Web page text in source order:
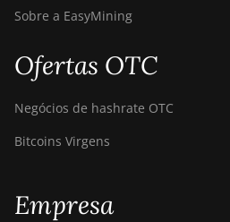
Sobre a EasyMining
Ofertas OTC
Negócios de hashrate OTC
Bitcoins Virgens
Empresa